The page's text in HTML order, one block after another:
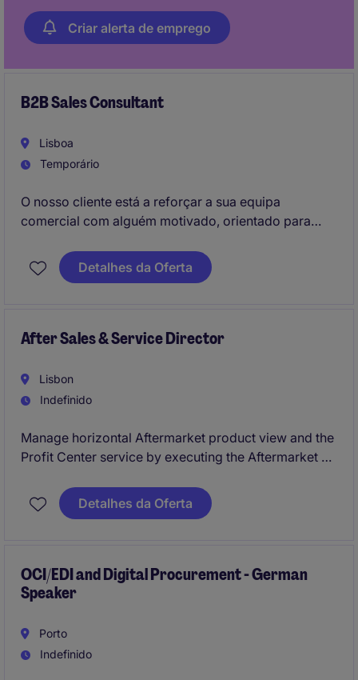
Criar alerta de emprego
B2B Sales Consultant
Lisboa
Temporário
O nosso cliente está a reforçar a sua equipa
comercial com alguém motivado, orientado para
consultivas B2B
. Procuramos uma pessoa capaz de
conduzir conversas de valor com clientes
Detalhes da Oferta
After Sales & Service Director
Lisbon
Indefinido
Manage horizontal Aftermarket product view and the
Profit Center service by executing the Aftermarket &
Drive Aftermarket & Service as a role model for
'indirect' ALGs within the region.
Detalhes da Oferta
OCI/EDI and Digital Procurement - German
Speaker
Porto
Indefinido